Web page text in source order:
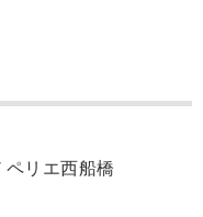
ペリエ西船橋